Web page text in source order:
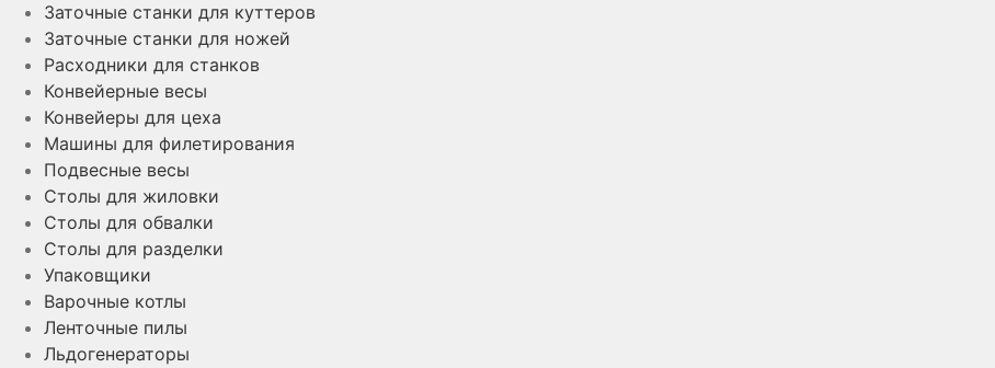
Заточные станки для куттеров
Заточные станки для ножей
Расходники для станков
Конвейерные весы
Конвейеры для цеха
Машины для филетирования
Подвесные весы
Столы для жиловки
Столы для обвалки
Столы для разделки
Упаковщики
Варочные котлы
Ленточные пилы
Льдогенераторы